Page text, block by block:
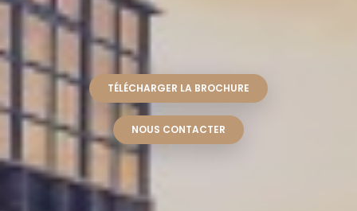
TÉLÉCHARGER LA BROCHURE
NOUS CONTACTER